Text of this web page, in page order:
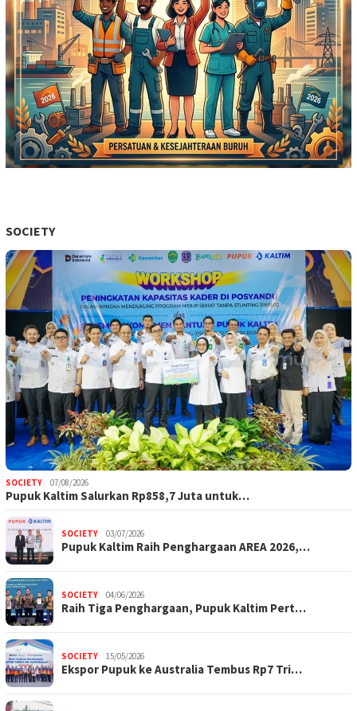
SOCIETY
SOCIETY 07/08/2026
Pupuk Kaltim Salurkan Rp858,7 Juta untuk…
SOCIETY 03/07/2026
Pupuk Kaltim Raih Penghargaan AREA 2026,…
SOCIETY 04/06/2026
Raih Tiga Penghargaan, Pupuk Kaltim Pert…
SOCIETY 15/05/2026
Ekspor Pupuk ke Australia Tembus Rp7 Tri…